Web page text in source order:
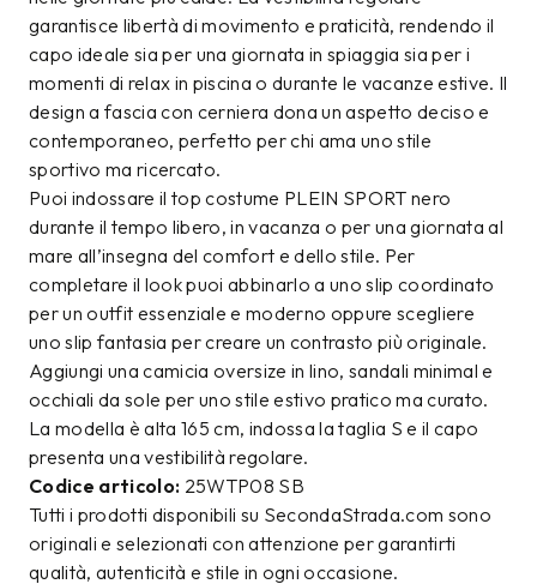
garantisce libertà di movimento e praticità, rendendo il
capo ideale sia per una giornata in spiaggia sia per i
momenti di relax in piscina o durante le vacanze estive. Il
design a fascia con cerniera dona un aspetto deciso e
contemporaneo, perfetto per chi ama uno stile
sportivo ma ricercato.
Puoi indossare il top costume PLEIN SPORT nero
durante il tempo libero, in vacanza o per una giornata al
mare all’insegna del comfort e dello stile. Per
completare il look puoi abbinarlo a uno slip coordinato
per un outfit essenziale e moderno oppure scegliere
uno slip fantasia per creare un contrasto più originale.
Aggiungi una camicia oversize in lino, sandali minimal e
occhiali da sole per uno stile estivo pratico ma curato.
La modella è alta 165 cm, indossa la taglia S e il capo
presenta una vestibilità regolare.
Codice articolo: 25WTP08 SB
Tutti i prodotti disponibili su SecondaStrada.com sono
originali e selezionati con attenzione per garantirti
qualità, autenticità e stile in ogni occasione.